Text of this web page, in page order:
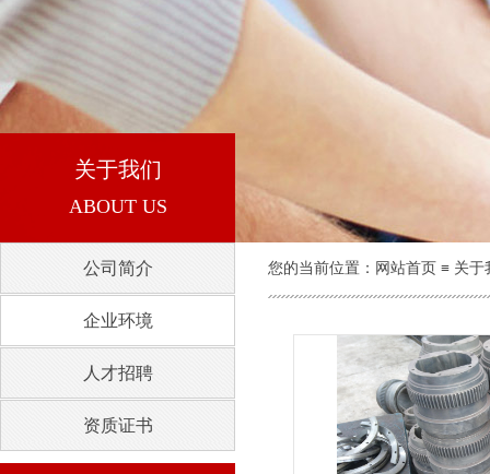
关于我们
ABOUT US
公司简介
企业环境
人才招聘
资质证书
您的当前位置：​​​​ 网站首页 ≡ 关于